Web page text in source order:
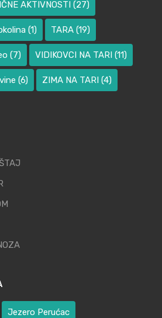
AKTIVNOSTI (27)
(1) TARA (19)
(7) VIDIKOVCI NA TARI (11)
(6) ZIMA NA TARI (4)
Jezero Perućac